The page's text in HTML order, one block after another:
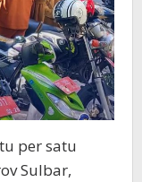
per satu
Sulbar,